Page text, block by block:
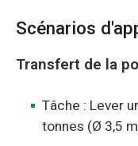
Scénarios
Transfert de la
Tâche : Lever
tonnes (Ø 3,5